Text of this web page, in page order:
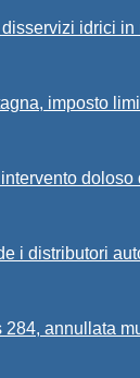
idrici
imposto
i distributori
annullata